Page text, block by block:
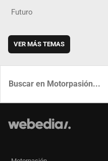
Futuro
VER MÁS TEMAS